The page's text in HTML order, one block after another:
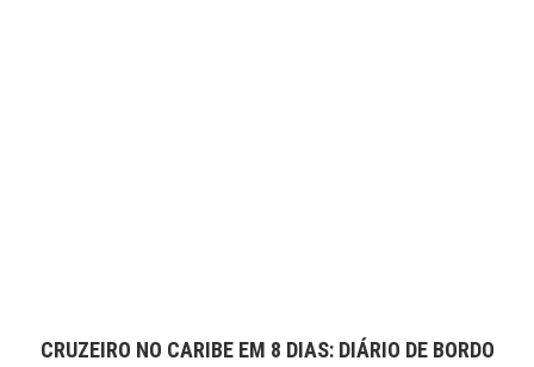
CRUZEIRO NO CARIBE EM 8 DIAS: DIÁRIO DE BORDO